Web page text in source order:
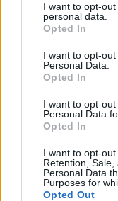
not limited to your
grant or deny
use your data for
consent section.
I want to opt-
personal data.
Opted In
I want to opt-
Personal Data.
Opted In
I want to opt-
Personal Data
Opted In
I want to opt-out
Retention,
Personal Data
Purposes for
Opted Out
Népszerű